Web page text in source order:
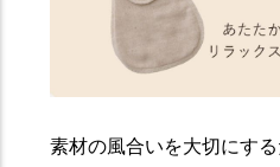
素材の風合いを大切にす